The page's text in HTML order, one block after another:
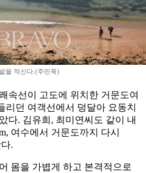
을 적신다.(주민욱)
속선이 고도에 위치한 거문도여
리던 여객선에서 덩달아 요동치
다. 김유희, 최미연씨도 같이 내
여수에서 거문도까지 다시
.
몸을 가볍게 하고 본격적으로